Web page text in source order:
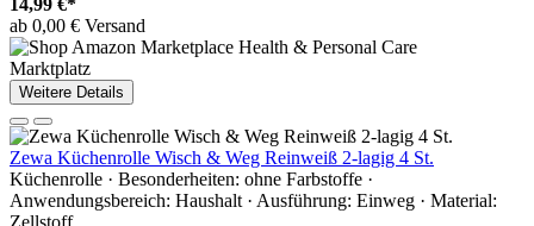
ab 0,00 € Versand
Marktplatz
Weitere Details
Zewa Küchenrolle Wisch & Weg Reinweiß 2-lagig 4 St.
Küchenrolle · Besonderheiten: ohne Farbstoffe ·
Anwendungsbereich: Haushalt · Ausführung: Einweg · Material:
Zellstoff